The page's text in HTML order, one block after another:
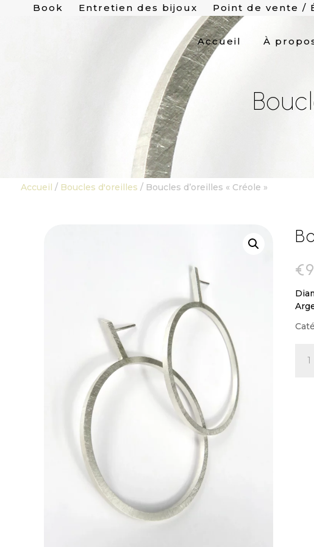
Book Entretien des bijoux Point de vente /
Accueil À
Accueil / Boucles d'oreilles / Boucles d’oreilles « Créole »
€